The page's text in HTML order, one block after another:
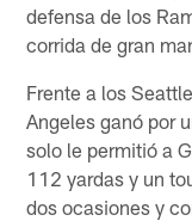
defensa de los
corrida de gran
Frente a los
Angeles ganó por
solo le permitió a
112 yardas y un
dos ocasiones y